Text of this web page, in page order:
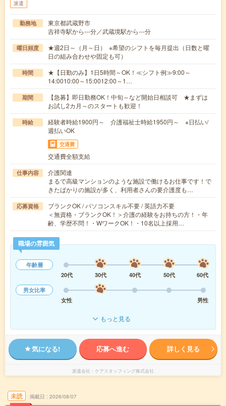
派遣
勤務地
東京都武蔵野市
吉祥寺駅から---分／武蔵境駅から---分
曜日頻度
★週2日～（月～日） ※希望のシフトを毎月提出（日数と曜
日の組み合わせや固定も可）
時間
★【日勤のみ】1日5時間～OK！≪シフト例≫9:00～
14:0010:00～15:0012:00～1…
期間
【急募】即日勤務OK！中旬～など開始日相談可 ★まずは
お試し2カ月～のスタートも歓迎！
時給
経験者時給1900円～ 介護福祉士時給1950円～ ※日払い/
週払いOK
交通費
交通費全額支給
仕事内容
介護関連
まるで高級マンションのような施設で働けるお仕事です！で
きたばかりの施設が多く、利用者さんの要介護度も…
応募資格
ブランクOK / パソコンスキル不要 / 英語力不要
＜無資格・ブランクOK！＞介護の経験をお持ちの方！・年
齢、学歴不問！・WワークOK！・10名以上採用…
職場の雰囲気
年齢層
20代
30代 40代 50代
60代
男女比率
女性
男性
もっと見る
気になる! 応募へ進む 詳しく見る
派遣会社 ケアスタッフィング株式会社
未読 掲載日 2026/08/07